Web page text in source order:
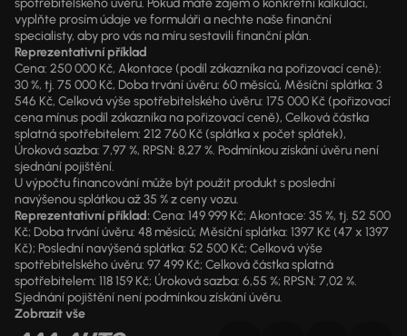
vyplňte prosím údaje ve formuláři a nechte naše finanční
specialisty, aby pro vás na míru sestavili finanční plán.
Reprezentativní příklad
Cena: 250 000 Kč, Akontace (podíl zákazníka na pořizovací ceně):
30 %, tj. 75 000 Kč, Doba trvání úvěru: 60 měsíců, Měsíční splátka: 3
546 Kč, Celková výše spotřebitelského úvěru: 175 000 Kč (pořizovací
cena mínus podíl zákazníka na pořizovací ceně), Celková částka
splatná spotřebitelem: 212 760 Kč (splátka x počet splátek),
Úroková sazba: 7,97 %, RPSN: 8,27 %. Podmínkou získání úvěru není
sjednání pojištění.
U výpočtu financování může být použit produkt s poslední
navýšenou splátkou až 35 % z ceny vozu.
Reprezentativní příklad:Cena: 149 999 Kč; Akontace: 35 %, tj. 52 500
Kč; Doba trvání úvěru: 48 měsíců; Měsíční splátka: 1397 Kč (47 x 1397
Kč); Poslední navýšená splátka: 52 500 Kč; Celková výše
spotřebitelského úvěru: 97 499 Kč; Celková částka splatná
spotřebitelem: 118 159 Kč; Úroková sazba: 6,55 %; RPSN: 7,02 %.
Sjednání pojištění není podmínkou získání úvěru.
Zobrazit vše